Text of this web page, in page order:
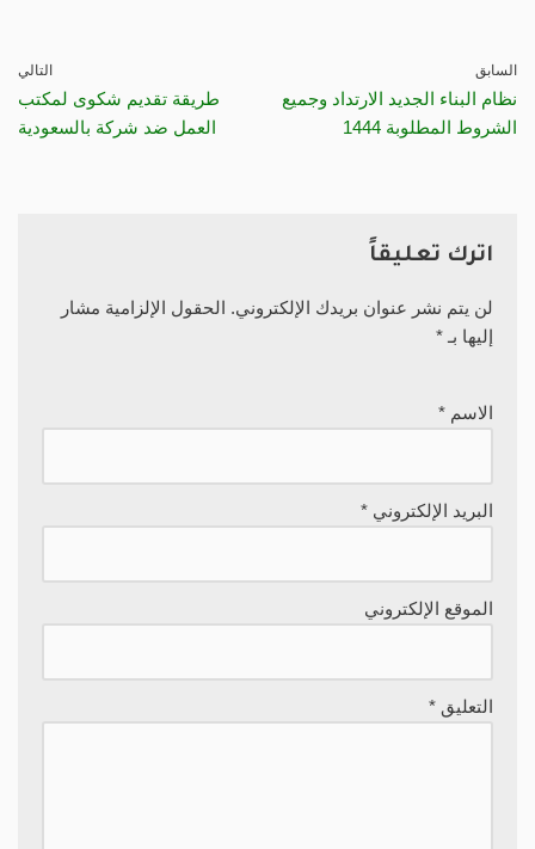
السابق
نظام البناء الجديد الارتداد وجميع
الشروط المطلوبة 1444
التالي
طريقة تقديم شكوى لمكتب
العمل ضد شركة بالسعودية
اترك تعليقاً
لن يتم نشر عنوان بريدك الإلكتروني. الحقول الإلزامية مشار
إليها بـ *
الاسم *
البريد الإلكتروني *
الموقع الإلكتروني
التعليق *